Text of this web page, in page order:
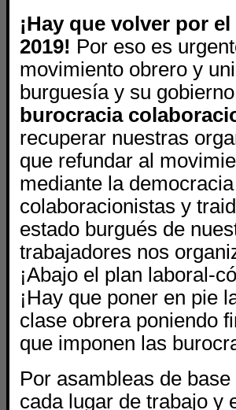
¡Hay que volver por
2019! Por eso es
movimiento obrero y
burguesía y su
burocracia
recuperar nuestras
que refundar al
mediante la
colaboracionistas y
estado burgués de
trabajadores nos
¡Abajo el plan laboral-
¡Hay que poner en pie
clase obrera poniendo
que imponen las
Por asambleas de
cada lugar de trabajo y